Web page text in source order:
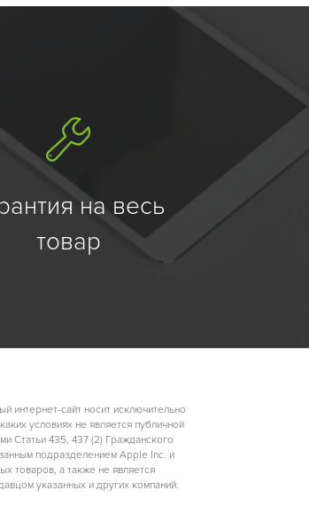
на весь
товар
интернет-сайт носит исключительно
условиях не является публичной
Статьи 435, 437 (2) Гражданского
подразделением Apple Inc. и
товаров, а также не является
указанных и других компаний.